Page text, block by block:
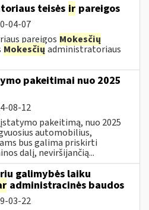
teisės ir pareigos
04-07
pareigos Mokesčių
Mokesčių administratoriaus
pakeitimai nuo 2025
08-12
pakeitimą, nuo 2025
automobilius,
bus galima priskirti
dalį, neviršijančią...
galimybės laiku
administracinės baudos
03-22